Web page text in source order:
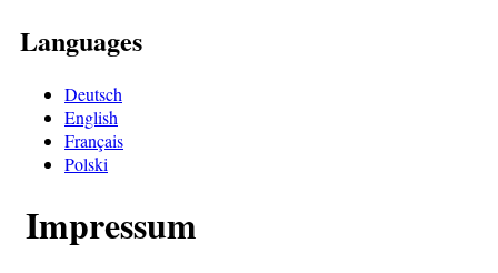
Languages
Deutsch
English
Français
Polski
Impressum